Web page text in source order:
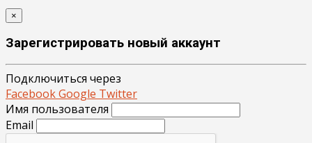
×
Зарегистрировать новый аккаунт
Подключиться через
FacebookGoogle Twitter
Имя пользователя
Email